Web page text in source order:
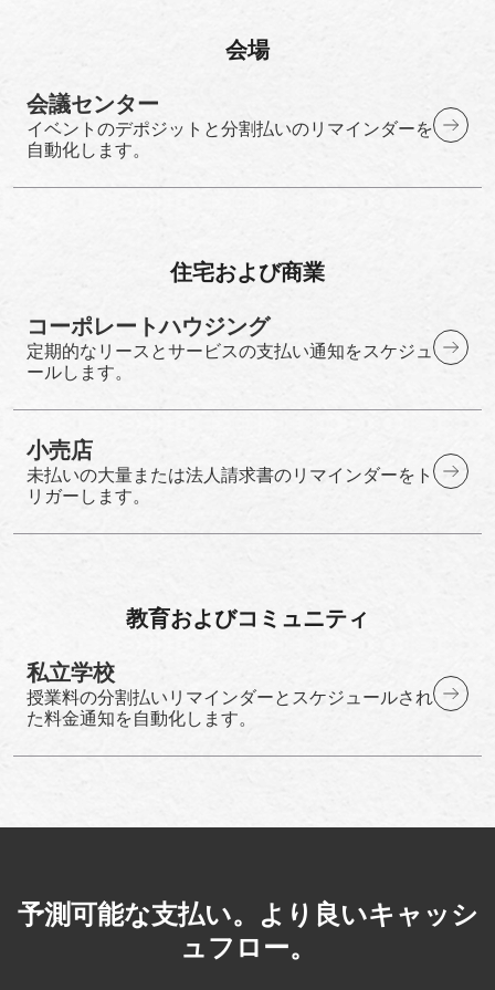
会場
会議センター
イベントのデポジットと分割払いのリマインダーを
自動化します。
住宅および商業
コーポレートハウジング
定期的なリースとサービスの支払い通知をスケジュ
ールします。
小売店
未払いの大量または法人請求書のリマインダーをト
リガーします。
教育およびコミュニティ
私立学校
授業料の分割払いリマインダーとスケジュールされ
た料金通知を自動化します。
予測可能な支払い。より良いキャッシ
ュフロー。